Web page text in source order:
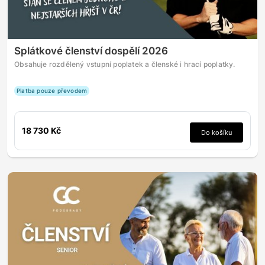
Splátkové členství dospělí 2026
Obsahuje rozdělený vstupní poplatek a členské i hrací poplatky.
Platba pouze převodem
18 730 Kč Do košíku